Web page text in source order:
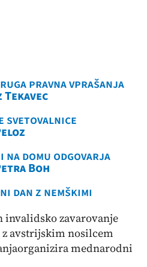
pravna vprašanja
Tekavec
svetovalnice
na domu odgovarja
Boh
dan z nemškimi
invalidsko zavarovanje
avstrijskim nosilcem
mednarodni